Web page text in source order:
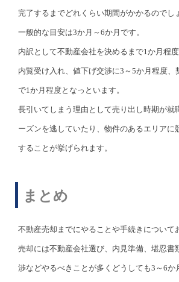
完了するまでどれくらい期間がかかるのでし
一般的な目安は3か月～6か月です。
内訳として不動産会社を決めるまで1か月程
内覧受け入れ、値下げ交渉に3～5か月程度、
で1か月程度となっといます。
長引いてしまう理由として売り出し時期が就
ーズンを逃していたり、物件のあるエリアに
することが挙げられます。
まとめ
不動産売却までにやることや手続きについて
売却には不動産会社選び、内見準備、堪忍書
渉などやるべきことが多くどうしても3～6か